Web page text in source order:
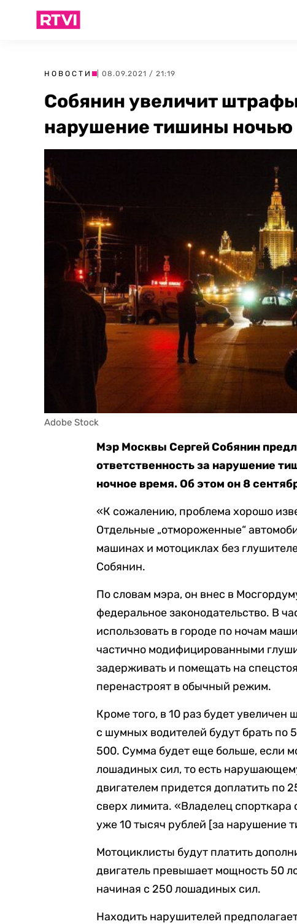
НОВОСТИ | 08.09.2021 / 21:19
Собянин увеличит
нарушение тишины ночью
Adobe Stock
Мэр Москвы Сергей Собянин
ответственность за нарушение
ночное время. Об этом он 8
«К сожалению, проблема хорошо
Отдельные „отмороженные“
машинах и мотоциклах без
Собянин.
По словам мэра, он внес в
федеральное законодательство. В
использовать в городе по ночам
частично модифицированными
задерживать и помещать на
перенастроят в обычный режим.
Кроме того, в 10 раз будет
с шумных водителей будут брать
500. Сумма будет еще больше, если
лошадиных сил, то есть
двигателем придется доплатить по
сверх лимита. «Владелец спорткара
уже 10 тысяч рублей [за нарушение
Мотоциклисты будут платить
двигатель превышает мощность 50
начиная с 250 лошадиных сил.
Находить нарушителей